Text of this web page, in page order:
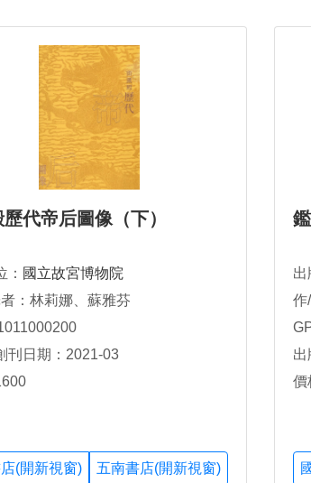
代帝后圖像（下）
： 國立故宮博物院
：林莉娜、蘇雅芬
刊日期：2021-03
(開新視窗) 五南書店(開新視窗)
出
作
出
價